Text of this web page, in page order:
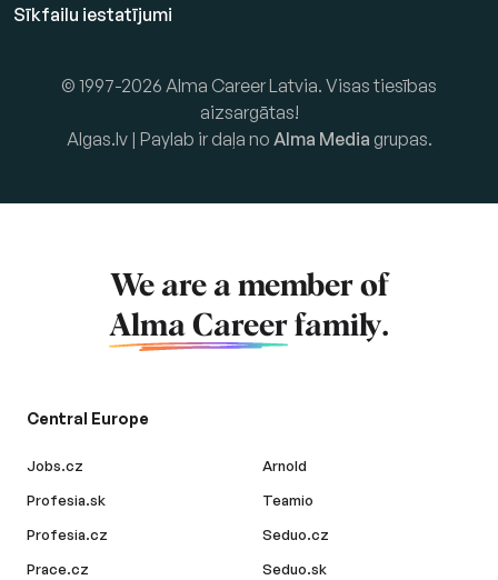
Sīkfailu iestatījumi
© 1997-2026 Alma Career Latvia. Visas tiesības
aizsargātas!
Algas.lv | Paylab ir daļa no Alma Media grupas.
We are a member of
Alma Career family.
Central Europe
Jobs.cz
Profesia.sk
Profesia.cz
Prace.cz
Arnold
Teamio
Seduo.cz
Seduo.sk